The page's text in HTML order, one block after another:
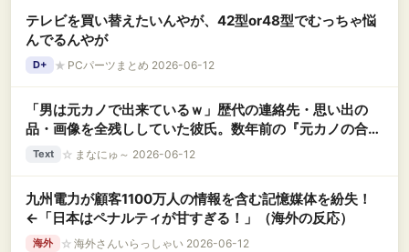
テレビを買い替えたいんやが、42型or48型でむっちゃ悩
んでるんやが
D+ ★ PCパーツまとめ 2026-06-12
「男は元カノで出来ているｗ」歴代の連絡先・思い出の
品・画像を全残ししていた彼氏。数年前の『元カノの合
鍵』を大切に保管していたド変態男が、元カノのSNSを見
Text ☆ まなにゅ～ 2026-06-12
九州電力が顧客1100万人の情報を含む記憶媒体を紛失！
←「日本はペナルティが甘すぎる！」（海外の反応）
海外 ☆ 海外さんいらっしゃい 2026-06-12